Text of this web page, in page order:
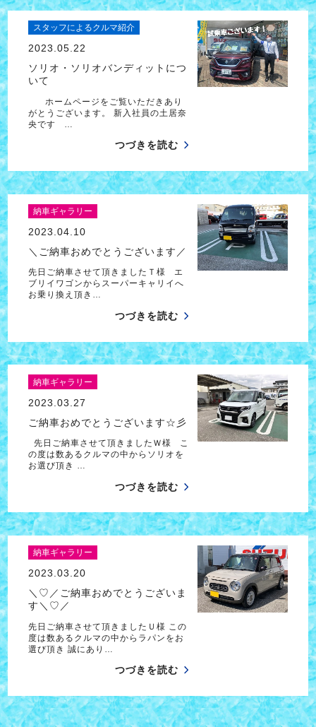
スタッフによるクルマ紹介
2023.05.22
ソリオ・ソリオバンディットにつ
いて
ホームページをご覧いただきあり
がとうございます。 新入社員の土居奈
央です …
つづきを読む
納車ギャラリー
2023.04.10
＼ご納車おめでとうございます／
先日ご納車させて頂きましたＴ様 エ
ブリイワゴンからスーパーキャリイへ
お乗り換え頂き…
つづきを読む
納車ギャラリー
2023.03.27
ご納車おめでとうございます☆彡
先日ご納車させて頂きましたＷ様 こ
の度は数あるクルマの中からソリオを
お選び頂き …
つづきを読む
納車ギャラリー
2023.03.20
＼♡／ご納車おめでとうございま
す＼♡／
先日ご納車させて頂きましたＵ様 この
度は数あるクルマの中からラパンをお
選び頂き 誠にあり…
つづきを読む